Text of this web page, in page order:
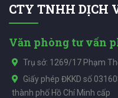
CTY TNHH DỊCH
Văn phòng tư vấn
Trụ sở: 1269/17 Phạm
Giấy phép ĐKKD số
thành phố Hồ Chí Minh cấp